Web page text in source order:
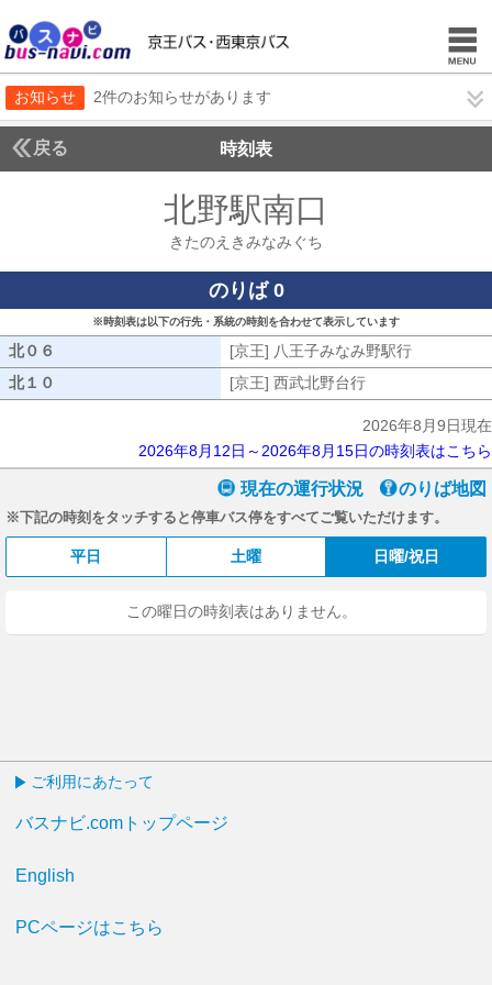
お知らせ 2件のお知らせがあります
戻る 時刻表
北野駅南口
きたのえきみなみぐち
のりば 0
※時刻表は以下の行先・系統の時刻を合わせて表示しています
北０６ [京王] 八王子みなみ野駅行
北１０
[京王] 西武北野台行
2026年8月9日現在
2026年8月12日～2026年8月15日の時刻表はこちら
現在の運行状況 のりば地図
※下記の時刻をタッチすると停車バス停をすべてご覧いただけます。
平日 土曜 日曜/祝日
この曜日の時刻表はありません。
ご利用にあたって
バスナビ.comトップページ
English
PCページはこちら